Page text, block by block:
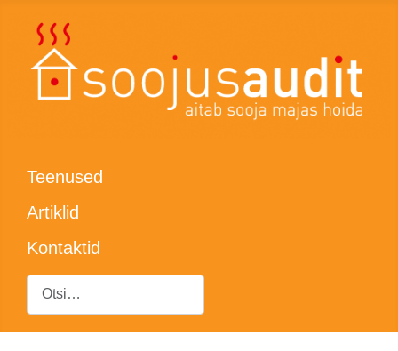
Teenused
Artiklid
Kontaktid
Otsing